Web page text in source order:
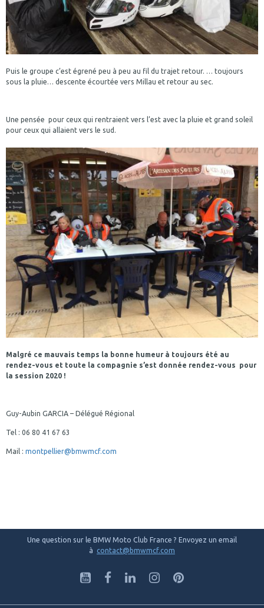
Puis le groupe c’est égrené peu à peu au fil du trajet retour. … toujours
sous la pluie… descente écourtée vers Millau et retour au sec.
Une pensée pour ceux qui rentraient vers l’est avec la pluie et grand soleil
pour ceux qui allaient vers le sud.
Malgré ce mauvais temps la bonne humeur à toujours été au
rendez-vous et toute la compagnie s’est donnée rendez-vous pour
la session 2020 !
Guy-Aubin GARCIA – Délégué Régional
Tel : 06 80 41 67 63
Mail : montpellier@bmwmcf.com
Une question sur le BMW Moto Club France ? Envoyez un email
à contact@bmwmcf.com